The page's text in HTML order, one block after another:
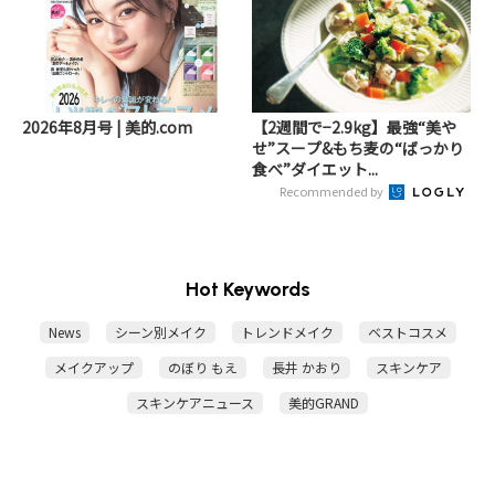
2026年8月号 | 美的.com
【2週間で−2.9kg】最強“美や
せ”スープ&もち麦の“ばっかり
食べ”ダイエット...
Recommended by
Hot Keywords
News シーン別メイク トレンドメイク
ベストコスメ
メイクアップ
のぼり もえ 長井 かおり
スキンケア
スキンケアニュース
美的GRAND